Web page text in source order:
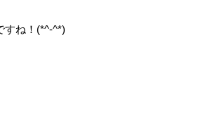
すね！(*^-^*)